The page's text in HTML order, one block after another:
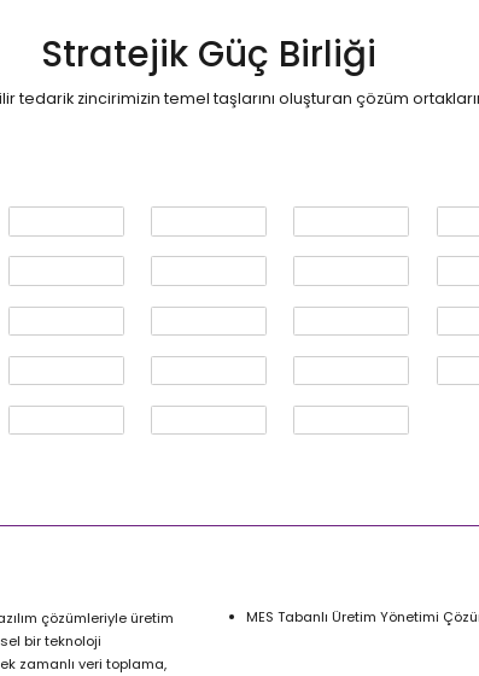
Stratejik Güç Birliği
tedarik zincirimizin temel taşlarını oluşturan çözüm
çözümleriyle üretim
bir teknoloji
zamanlı veri toplama,
MES Tabanlı Üretim Yönetimi